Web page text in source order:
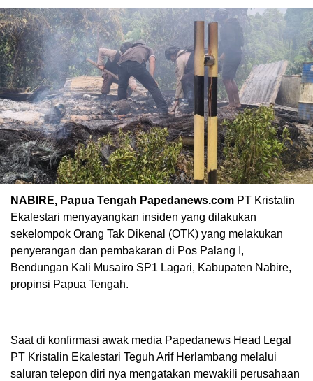
NABIRE, Papua Tengah Papedanews.com PT Kristalin
Ekalestari menyayangkan insiden yang dilakukan
sekelompok Orang Tak Dikenal (OTK) yang melakukan
penyerangan dan pembakaran di Pos Palang I,
Bendungan Kali Musairo SP1 Lagari, Kabupaten Nabire,
propinsi Papua Tengah.
Saat di konfirmasi awak media Papedanews Head Legal
PT Kristalin Ekalestari Teguh Arif Herlambang melalui
saluran telepon diri nya mengatakan mewakili perusahaan